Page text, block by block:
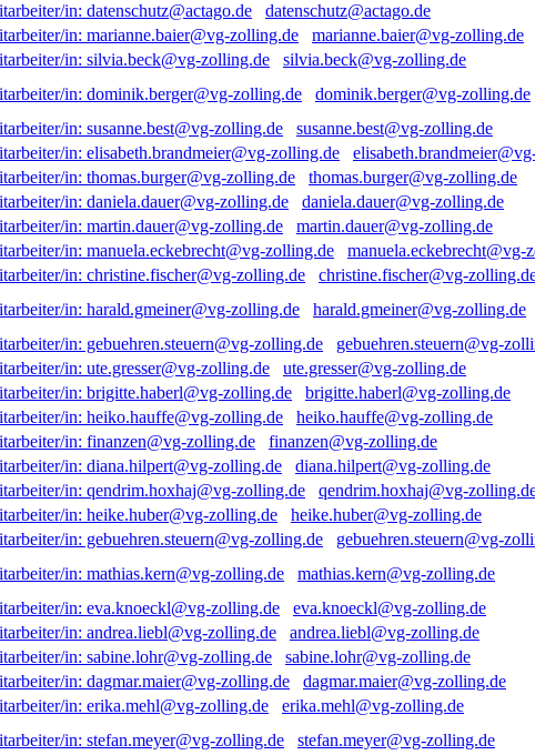
datenschutz@actago.de
marianne.baier@vg-zolling.de
silvia.beck@vg-zolling.de
dominik.berger@vg-zolling.de
susanne.best@vg-zolling.de
thomas.burger@vg-zolling.de
daniela.dauer@vg-zolling.de
martin.dauer@vg-zolling.de
manuela.eckebrecht@vg-
christine.fischer@vg-
harald.gmeiner@vg-zolling.de
gebuehren.steuern@vg-
ute.gresser@vg-zolling.de
brigitte.haberl@vg-zolling.de
heiko.hauffe@vg-zolling.de
finanzen@vg-zolling.de
diana.hilpert@vg-zolling.de
qendrim.hoxhaj@vg-
heike.huber@vg-zolling.de
gebuehren.steuern@vg-
mathias.kern@vg-zolling.de
eva.knoeckl@vg-zolling.de
andrea.liebl@vg-zolling.de
sabine.lohr@vg-zolling.de
dagmar.maier@vg-zolling.de
erika.mehl@vg-zolling.de
stefan.meyer@vg-zolling.de